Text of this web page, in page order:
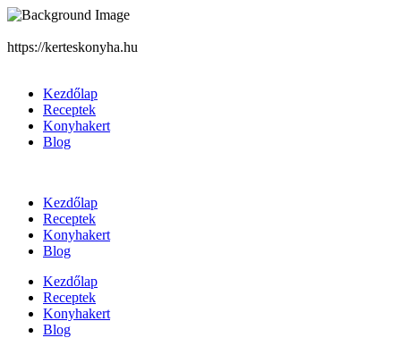
https://kerteskonyha.hu
Kezdőlap
Receptek
Konyhakert
Blog
Kezdőlap
Receptek
Konyhakert
Blog
Kezdőlap
Receptek
Konyhakert
Blog